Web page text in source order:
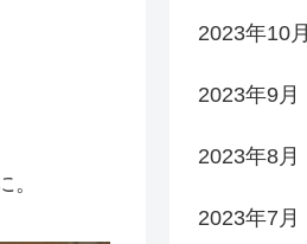
2023年10月
2023年9月
2023年8月
2023年7月